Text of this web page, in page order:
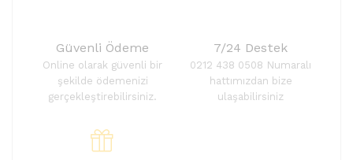
Güvenli Ödeme
Online olarak güvenli bir
şekilde ödemenizi
gerçekleştirebilirsiniz.
7/24 Destek
0212 438 0508 Numaralı
hattımızdan bize
ulaşabilirsiniz